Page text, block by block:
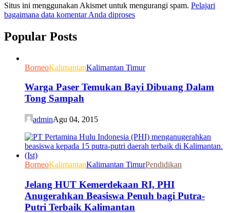
Situs ini menggunakan Akismet untuk mengurangi spam. Pelajari
bagaimana data komentar Anda diproses
Popular Posts
BorneoKalimantanKalimantan Timur
Warga Paser Temukan Bayi Dibuang Dalam
Tong Sampah
adminAgu 04, 2015
BorneoKalimantanKalimantan TimurPendidikan
Jelang HUT Kemerdekaan RI, PHI
Anugerahkan Beasiswa Penuh bagi Putra-
Putri Terbaik Kalimantan